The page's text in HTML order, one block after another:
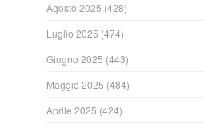
Agosto 2025 (428)
Luglio 2025 (474)
Giugno 2025 (443)
Maggio 2025 (484)
Aprile 2025 (424)